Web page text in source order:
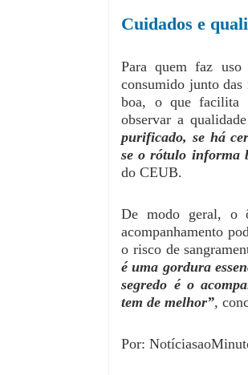
Cuidados e
Para quem faz uso
consumido junto das
boa, o que facilita
observar a
purificado, se há
se o rótulo informa
do CEUB.
De modo geral, o
acompanhamento
o risco de
é uma gordura
segredo é o
tem de melhor”,
Por: